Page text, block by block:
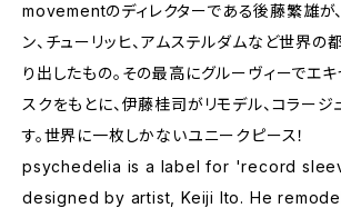
movementのディレクターである後藤繁雄が、
ン、チューリッヒ、アムステルダムなど世界
り出したもの。その最高にグルーヴィーでエキ
スクをもとに、伊藤桂司がリモデル、コラージ
す。世界に一枚しかないユニークピース！
psychedelia is a label for 'record
designed by artist, Keiji Ito. He